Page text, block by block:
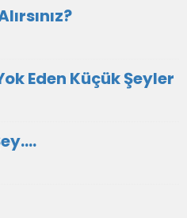
Eden Küçük Şeyler